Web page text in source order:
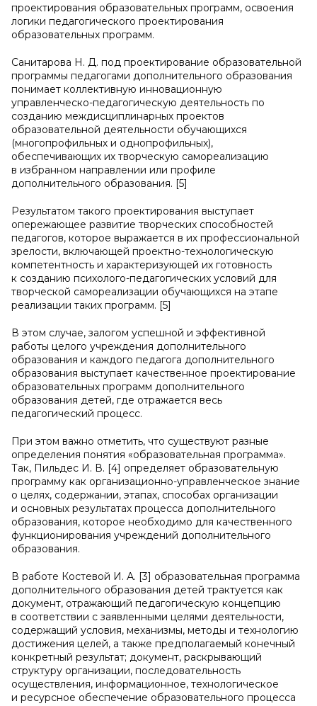
проектирования образовательных программ, освоения
логики педагогического проектирования
образовательных программ.
Санитарова Н. Д. под проектирование образовательной
программы педагогами дополнительного образования
понимает коллективную инновационную
управленческо-педагогическую деятельность по
созданию междисциплинарных проектов
образовательной деятельности обучающихся
(многопрофильных и однопрофильных),
обеспечивающих их творческую самореализацию
в избранном направлении или профиле
дополнительного образования. [5]
Результатом такого проектирования выступает
опережающее развитие творческих способностей
педагогов, которое выражается в их профессиональной
зрелости, включающей проектно-технологическую
компетентность и характеризующей их готовность
к созданию психолого-педагогических условий для
творческой самореализации обучающихся на этапе
реализации таких программ. [5]
В этом случае, залогом успешной и эффективной
работы целого учреждения дополнительного
образования и каждого педагога дополнительного
образования выступает качественное проектирование
образовательных программ дополнительного
образования детей, где отражается весь
педагогический процесс.
При этом важно отметить, что существуют разные
определения понятия «образовательная программа».
Так, Пильдес И. В. [4] определяет образовательную
программу как организационно-управленческое знание
о целях, содержании, этапах, способах организации
и основных результатах процесса дополнительного
образования, которое необходимо для качественного
функционирования учреждений дополнительного
образования.
В работе Костевой И. А. [3] образовательная программа
дополнительного образования детей трактуется как
документ, отражающий педагогическую концепцию
в соответствии с заявленными целями деятельности,
содержащий условия, механизмы, методы и технологию
достижения целей, а также предполагаемый конечный
конкретный результат; документ, раскрывающий
структуру организации, последовательность
осуществления, информационное, технологическое
и ресурсное обеспечение образовательного процесса